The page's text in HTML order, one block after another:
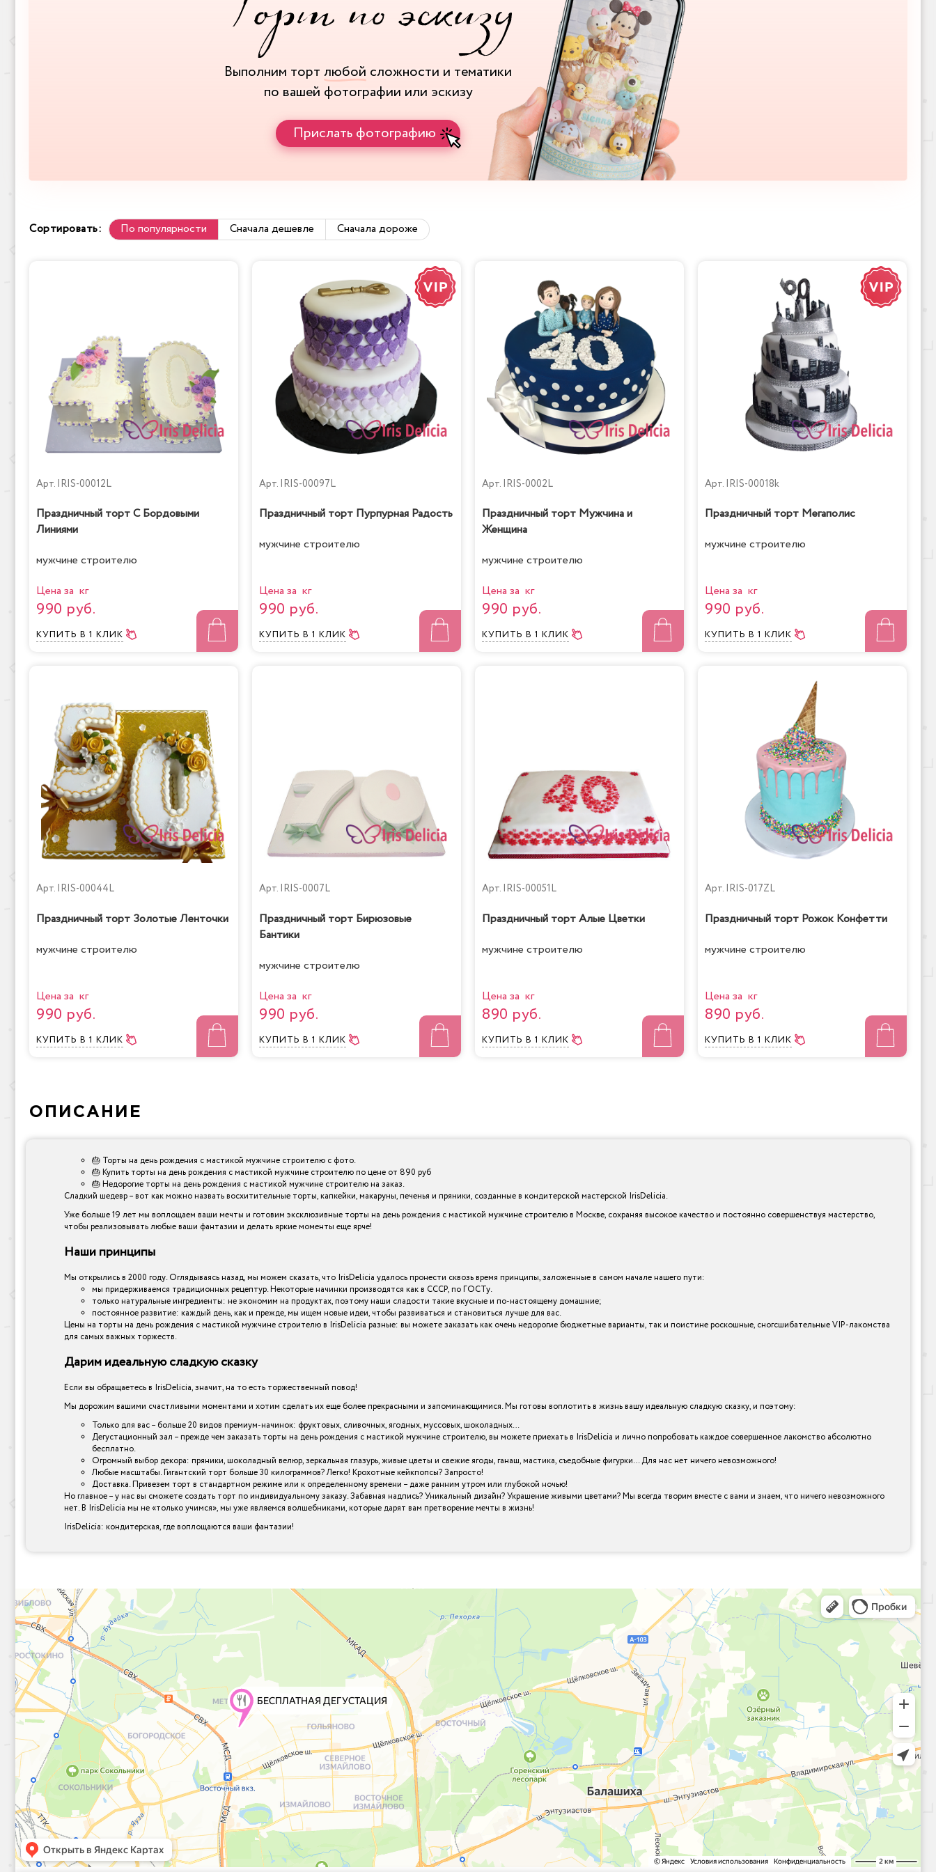
Выполним торт любой сложности и тематики
по вашей фотографии или эскизу
Прислать фотографию
Сортировать: По популярности Сначала дешевле Сначала дороже
Арт. IRIS-00012L
Праздничный торт С Бордовыми
Линиями
мужчине строителю
Цена за кг
990 руб.
КУПИТЬ В 1 КЛИК
Арт. IRIS-00097L
Праздничный торт Пурпурная Радость
мужчине строителю
Цена за кг
990 руб.
КУПИТЬ В 1 КЛИК
Арт. IRIS-0002L
Праздничный торт Мужчина и
Женщина
мужчине строителю
Цена за кг
990 руб.
КУПИТЬ В 1 КЛИК
Арт. IRIS-00018k
Праздничный торт Мегаполис
мужчине строителю
Цена за кг
990 руб.
КУПИТЬ В 1 КЛИК
Арт. IRIS-00044L
Праздничный торт Золотые Ленточки
мужчине строителю
Цена за кг
990 руб.
КУПИТЬ В 1 КЛИК
Арт. IRIS-0007L
Праздничный торт Бирюзовые
Бантики
мужчине строителю
Цена за кг
990 руб.
КУПИТЬ В 1 КЛИК
Арт. IRIS-00051L
Праздничный торт Алые Цветки
мужчине строителю
Цена за кг
890 руб.
КУПИТЬ В 1 КЛИК
Арт. IRIS-017ZL
Праздничный торт Рожок Конфетти
мужчине строителю
Цена за кг
890 руб.
КУПИТЬ В 1 КЛИК
ОПИСАНИЕ
🎂 Торты на день рождения с мастикой мужчине строителю с фото.
🎂 Купить торты на день рождения с мастикой мужчине строителю по цене от 890 руб
🎂 Недорогие торты на день рождения с мастикой мужчине строителю на заказ.
Сладкий шедевр – вот как можно назвать восхитительные торты, капкейки, макаруны, печенья и пряники, созданные в кондитерской мастерской IrisDelicia.
Уже больше 19 лет мы воплощаем ваши мечты и готовим эксклюзивные торты на день рождения с мастикой мужчине строителю в Москве, сохраняя высокое качество и постоянно совершенствуя мастерство,
чтобы реализовывать любые ваши фантазии и делать яркие моменты еще ярче!
Наши принципы
Мы открылись в 2000 году. Оглядываясь назад, мы можем сказать, что IrisDelicia удалось пронести сквозь время принципы, заложенные в самом начале нашего пути:
мы придерживаемся традиционных рецептур. Некоторые начинки производятся как в СССР, по ГОСТу.
только натуральные ингредиенты: не экономим на продуктах, поэтому наши сладости такие вкусные и по-настоящему домашние;
постоянное развитие: каждый день, как и прежде, мы ищем новые идеи, чтобы развиваться и становиться лучше для вас.
Цены на торты на день рождения с мастикой мужчине строителю в IrisDelicia разные: вы можете заказать как очень недорогие бюджетные варианты, так и поистине роскошные, сногсшибательные VIP-лакомства
для самых важных торжеств.
Дарим идеальную сладкую сказку
Если вы обращаетесь в IrisDelicia, значит, на то есть торжественный повод!
Мы дорожим вашими счастливыми моментами и хотим сделать их еще более прекрасными и запоминающимися. Мы готовы воплотить в жизнь вашу идеальную сладкую сказку, и поэтому:
Только для вас – больше 20 видов премиум-начинок: фруктовых, сливочных, ягодных, муссовых, шоколадных…
Дегустационный зал – прежде чем заказать торты на день рождения с мастикой мужчине строителю, вы можете приехать в IrisDelicia и лично попробовать каждое совершенное лакомство абсолютно
бесплатно.
Огромный выбор декора: пряники, шоколадный велюр, зеркальная глазурь, живые цветы и свежие ягоды, ганаш, мастика, съедобные фигурки… Для нас нет ничего невозможного!
Любые масштабы. Гигантский торт больше 30 килограммов? Легко! Крохотные кейкпопсы? Запросто!
Доставка. Привезем торт в стандартном режиме или к определенному времени – даже ранним утром или глубокой ночью!
Но главное – у нас вы сможете создать торт по индивидуальному заказу. Забавная надпись? Уникальный дизайн? Украшение живыми цветами? Мы всегда творим вместе с вами и знаем, что ничего невозможного
нет. В IrisDelicia мы не «только учимся», мы уже являемся волшебниками, которые дарят вам претворение мечты в жизнь!
IrisDelicia: кондитерская, где воплощаются ваши фантазии!